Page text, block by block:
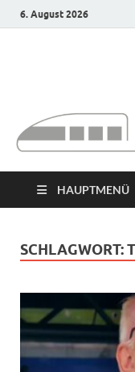
6. August 2026
starke
HAUPTMENÜ
SCHLAGWORT: